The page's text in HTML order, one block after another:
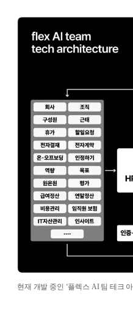
현재 개발 중인 ‘플렉스 AI 팀 테크